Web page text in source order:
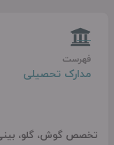
فهرست
مدارک تحصیلی
تخصص گوش، گلو،